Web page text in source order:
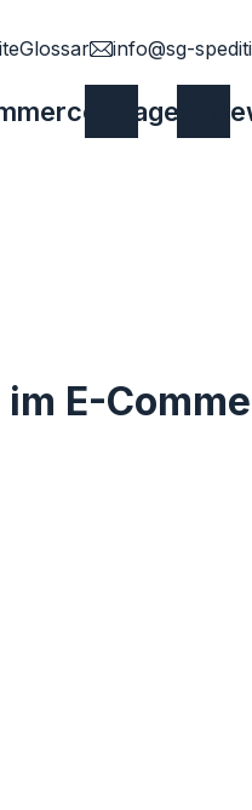
Lager
Glossar info@sg-
E-